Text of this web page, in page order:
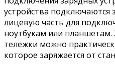
устройства подключаются
лицевую часть для
ноутбукам или
тележки можно
которое заряжается от